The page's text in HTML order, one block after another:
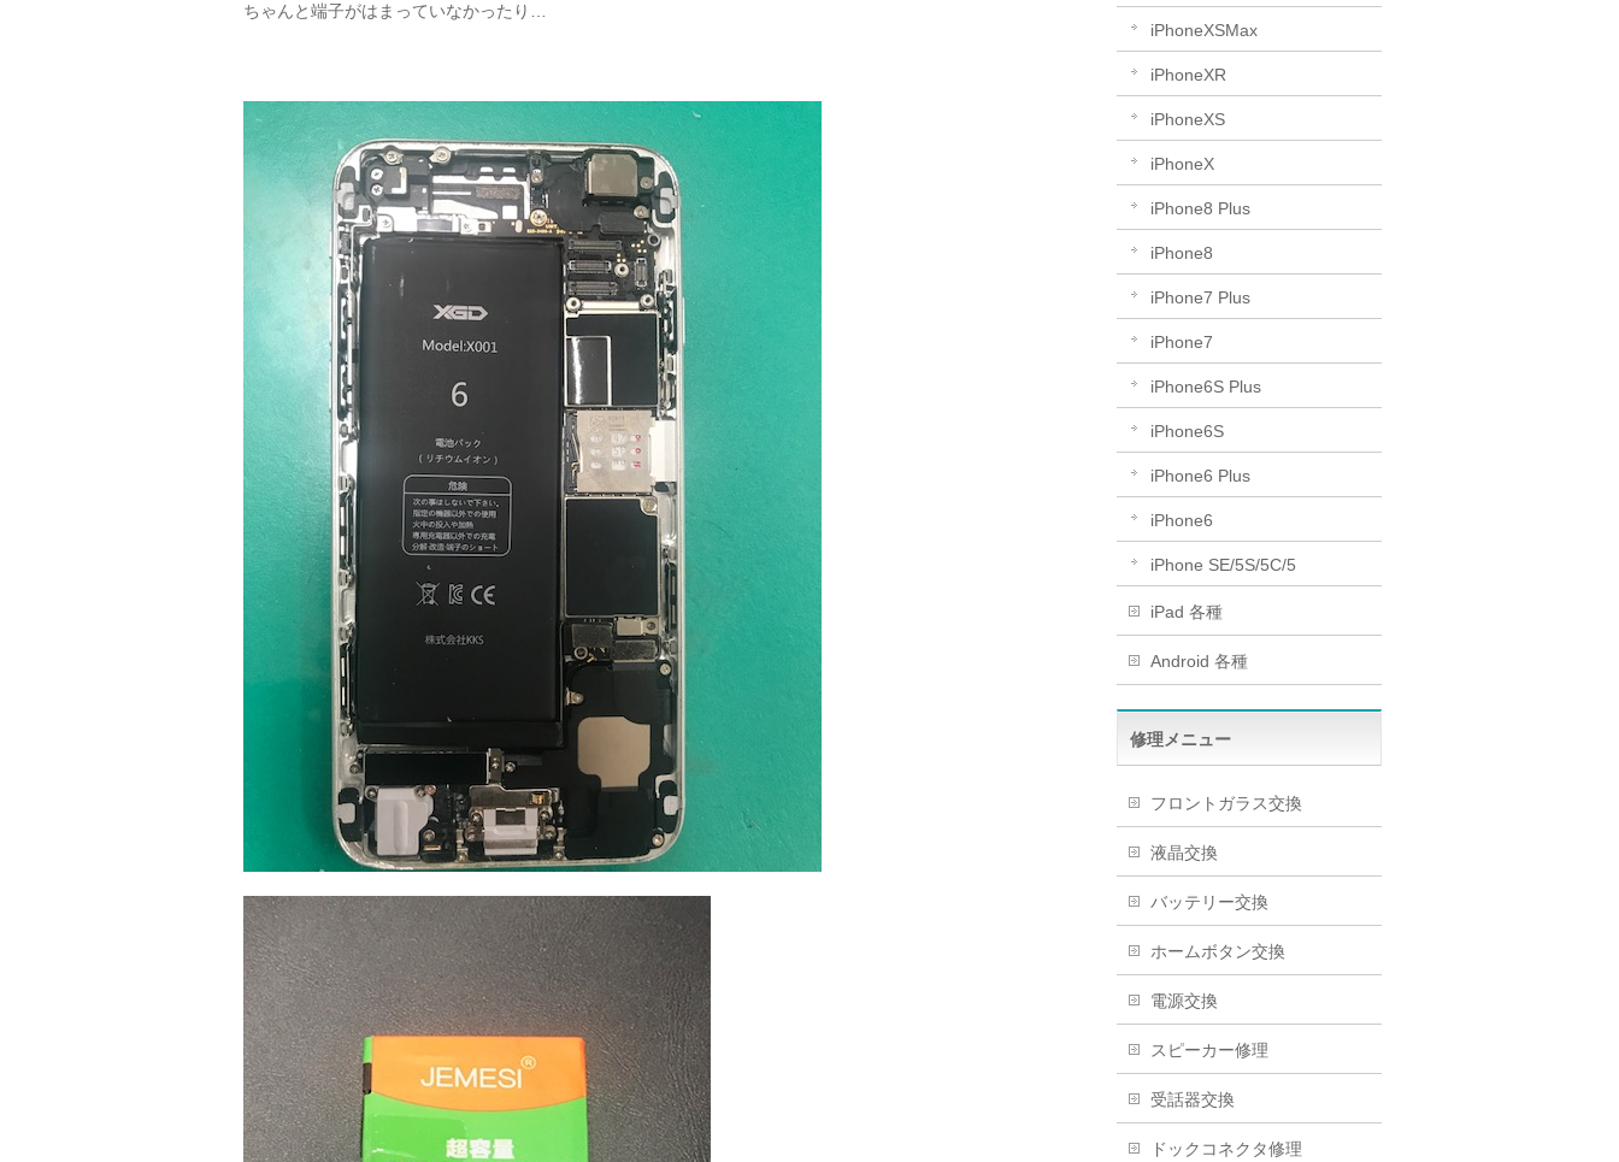
ちゃんと端子がはまっていなかったり…
iPhoneXSMax
iPhoneXR
iPhoneXS
iPhoneX
iPhone8 Plus
iPhone8
iPhone7 Plus
iPhone7
iPhone6S Plus
iPhone6S
iPhone6 Plus
iPhone6
iPhone SE/5S/5C/5
iPad 各種
Android 各種
修理メニュー
フロントガラス交換
液晶交換
バッテリー交換
ホームボタン交換
電源交換
スピーカー修理
受話器交換
ドックコネクタ修理